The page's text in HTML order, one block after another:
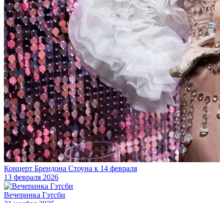
Концерт Брендона Стоуна к 14 февраля
13 февраля 2026
Вечеринка Гэтсби